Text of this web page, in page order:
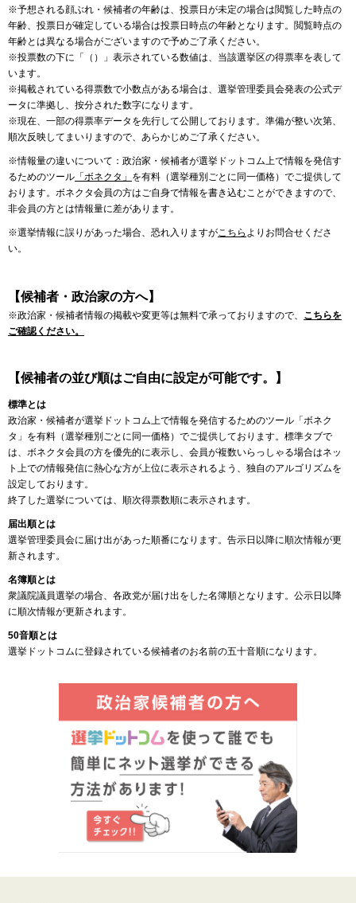
※予想される顔ぶれ・候補者の年齢は、投票日が未定の場合は閲覧した時点の
年齢、投票日が確定している場合は投票日時点の年齢となります。閲覧時点の
年齢とは異なる場合がございますので予めご了承ください。
※投票数の下に「（）」表示されている数値は、当該選挙区の得票率を表して
います。
※掲載されている得票数で小数点がある場合は、選挙管理委員会発表の公式デ
ータに準拠し、按分された数字になります。
※現在、一部の得票率データを先行して公開しております。準備が整い次第、
順次反映してまいりますので、あらかじめご了承ください。
※情報量の違いについて：政治家・候補者が選挙ドットコム上で情報を発信す
るためのツール 「ボネクタ」 を有料（選挙種別ごとに同一価格）でご提供して
おります。ボネクタ会員の方はご自身で情報を書き込むことができますので、
非会員の方とは情報量に差があります。
※選挙情報に誤りがあった場合、恐れ入りますがこちら よりお問合せくださ
い。
【候補者・政治家の方へ】
※政治家・候補者情報の掲載や変更等は無料で承っておりますので、 こちらを
ご確認ください。
【候補者の並び順はご自由に設定が可能です。】
標準とは
政治家・候補者が選挙ドットコム上で情報を発信するためのツール「ボネク
タ」を有料（選挙種別ごとに同一価格）でご提供しております。標準タブで
は、ボネクタ会員の方を優先的に表示し、会員が複数いらっしゃる場合はネッ
ト上での情報発信に熱心な方が上位に表示されるよう、独自のアルゴリズムを
設定しております。
終了した選挙については、順次得票数順に表示されます。
届出順とは
選挙管理委員会に届け出があった順番になります。告示日以降に順次情報が更
新されます。
名簿順とは
衆議院議員選挙の場合、各政党が届け出をした名簿順となります。公示日以降
に順次情報が更新されます。
50音順とは
選挙ドットコムに登録されている候補者のお名前の五十音順になります。